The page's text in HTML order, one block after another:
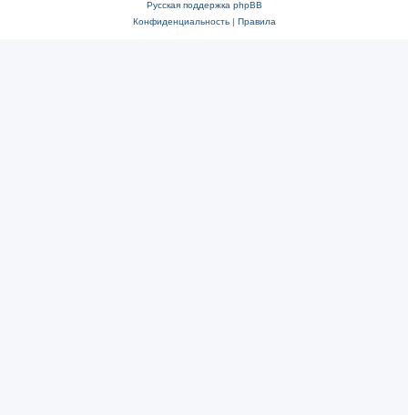
Русская поддержка phpBB
Конфиденциальность| Правила